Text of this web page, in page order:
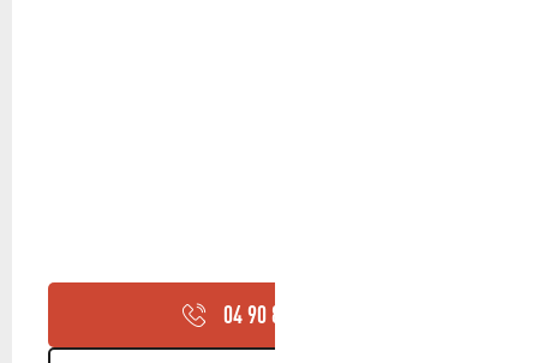
04 90 85 45